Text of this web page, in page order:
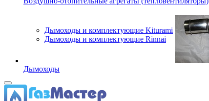
Дымоходы и комплектующие Kiturami
Дымоходы и комплектующие Rinnai
Дымоходы